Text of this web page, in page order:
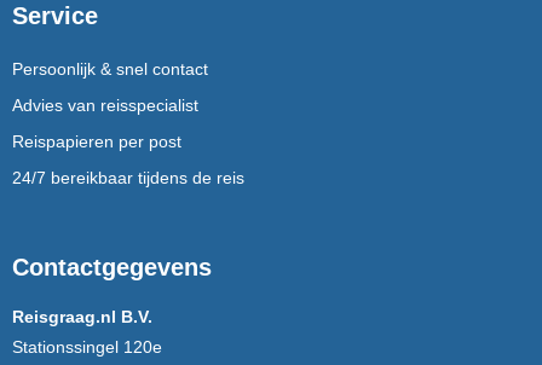
Service
Persoonlijk & snel contact
Advies van reisspecialist
Reispapieren per post
24/7 bereikbaar tijdens de reis
Contactgegevens
Reisgraag.nl B.V.
Stationssingel 120e